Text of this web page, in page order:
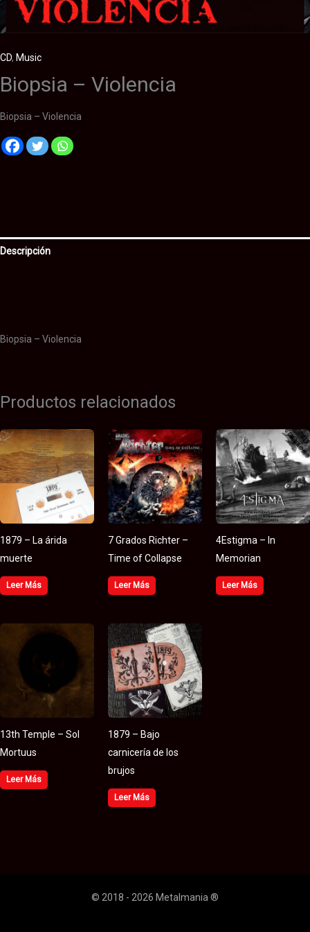
CD, Music
Biopsia – Violencia
Biopsia – Violencia
Descripción
Biopsia – Violencia
Productos relacionados
1879 – La árida
muerte
Leer Más
7 Grados Richter –
Time of Collapse
Leer Más
4Estigma – In
Memorian
Leer Más
13th Temple – Sol
Mortuus
Leer Más
1879 – Bajo
carnicería de los
brujos
Leer Más
© 2018 - 2026 Metalmania ®